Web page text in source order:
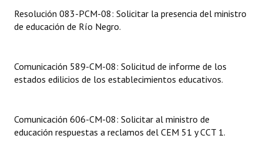
Resolución 083-PCM-08: Solicitar la presencia del ministro
de educación de Río Negro.
Comunicación 589-CM-08: Solicitud de informe de los
estados edilicios de los establecimientos educativos.
Comunicación 606-CM-08: Solicitar al ministro de
educación respuestas a reclamos del CEM 51 y CCT 1.